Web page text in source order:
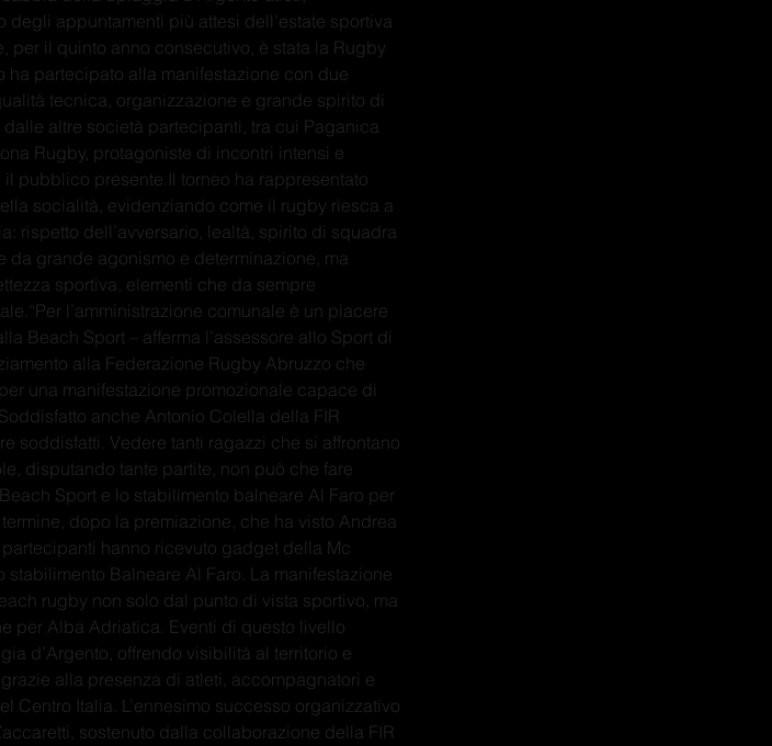
appuntamenti più attesi dell’estate sportiva
per il quinto anno consecutivo, è stata la Rugby
ha partecipato alla manifestazione con due
tecnica, organizzazione e grande spirito di
altre società partecipanti, tra cui Paganica
Rugby, protagoniste di incontri intensi e
il pubblico presente.Il torneo ha rappresentato
socialità, evidenziando come il rugby riesca a
rispetto dell’avversario, lealtà, spirito di squadra
da grande agonismo e determinazione, ma
sportiva, elementi che da sempre
l’amministrazione comunale è un piacere
Beach Sport – afferma l’assessore allo Sport di
alla Federazione Rugby Abruzzo che
una manifestazione promozionale capace di
anche Antonio Colella della FIR
soddisfatti. Vedere tanti ragazzi che si affrontano
disputando tante partite, non può che fare
Sport e lo stabilimento balneare Al Faro per
dopo la premiazione, che ha visto Andrea
hanno ricevuto gadget della Mc
stabilimento Balneare Al Faro. La manifestazione
rugby non solo dal punto di vista sportivo, ma
per Alba Adriatica. Eventi di questo livello
d’Argento, offrendo visibilità al territorio e
alla presenza di atleti, accompagnatori e
Centro Italia. L’ennesimo successo organizzativo
sostenuto dalla collaborazione della FIR